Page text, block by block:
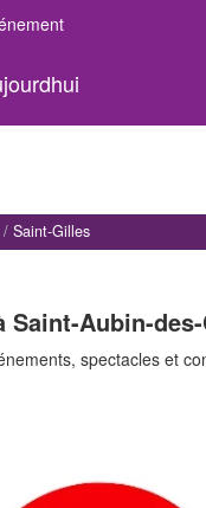
Saint-Gilles
Saint-Aubin-
spectacles et